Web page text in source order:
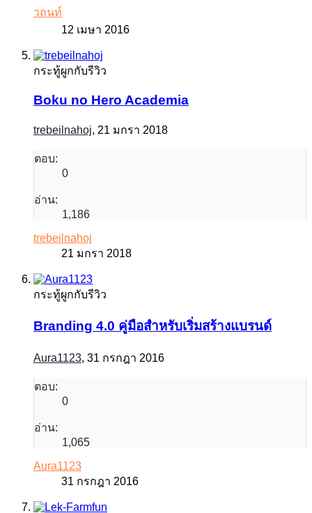
วฤนท์
12 เมษา 2016
กระทู้ผูกกับรีวิว
Boku no Hero Academia
trebeilnahoj, 21 มกรา 2018
ตอบ:
0
อ่าน:
1,186
trebeilnahoj
21 มกรา 2018
กระทู้ผูกกับรีวิว
Branding 4.0 คู่มือสำหรับเริ่มสร้างแบรนด์
Aura1123, 31 กรกฎา 2016
ตอบ:
0
อ่าน:
1,065
Aura1123
31 กรกฎา 2016